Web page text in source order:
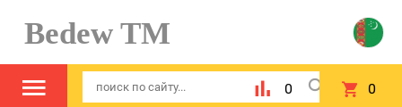
Bedew TM
0 0